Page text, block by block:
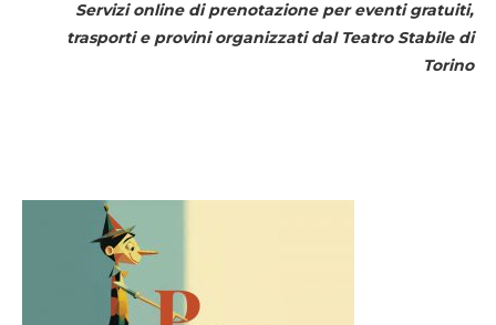
Servizi online di prenotazione per eventi gratuiti,
trasporti e provini organizzati dal Teatro Stabile di
Torino